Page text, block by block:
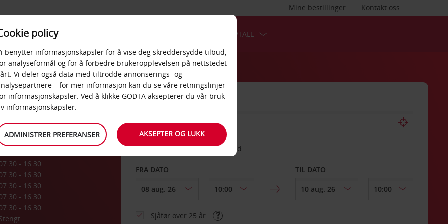
Kontakt oss
Mine bestillinger
PRODUKTER BEDRIFTSAVTALE
07:30 - 16:30
07:30 - 16:30
07:30 - 16:30
07:30 - 16:30
07:30 - 16:30
Stengt
HENT FRA
Velg et annet leveringssted
FRA DATO TIL DATO
Sjåfør over 25 år
policy
benytter informasjonskapsler for å vise deg skreddersydde tilbud,
analyseformål og for å forbedre brukeropplevelsen på nettstedet
Vi deler også data med tiltrodde annonserings- og
– for mer informasjon kan du se våre retningslinjer
informasjonskapsler. Ved å klikke GODTA aksepterer du vår bruk
informasjonskapsler.
ADMINISTRER PREFERANSER AKSEPTER OG LUKK